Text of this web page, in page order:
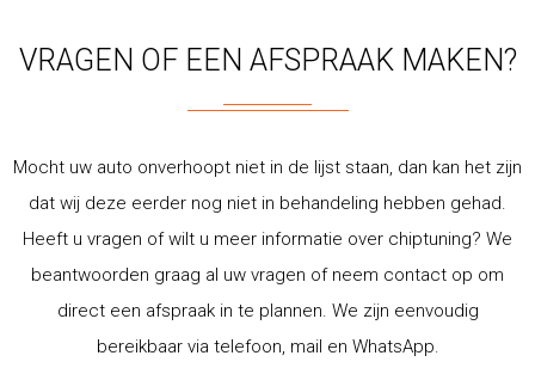
VRAGEN OF EEN AFSPRAAK MAKEN?
Mocht uw auto onverhoopt niet in de lijst staan, dan kan het zijn
dat wij deze eerder nog niet in behandeling hebben gehad.
Heeft u vragen of wilt u meer informatie over chiptuning? We
beantwoorden graag al uw vragen of neem contact op om
direct een afspraak in te plannen. We zijn eenvoudig
bereikbaar via telefoon, mail en WhatsApp.